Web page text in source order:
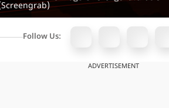
Follow Us:
ADVERTISEMENT